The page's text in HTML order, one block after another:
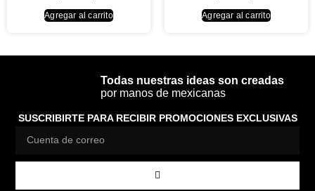
Agregar al carrito Agregar al carrito
Todas nuestras ideas son creadas
por manos de mexicanas
SUSCRIBIRTE PARA RECIBIR PROMOCIONES EXCLUSIVAS